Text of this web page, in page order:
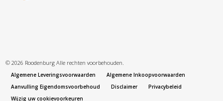
© 2026 Roodenburg Alle rechten voorbehouden.
Algemene Leveringsvoorwaarden
Algemene Inkoopvoorwaarden
Aanvulling Eigendomsvoorbehoud
Disclaimer
Privacybeleid
Wijzig uw cookievoorkeuren